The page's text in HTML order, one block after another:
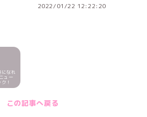
2022/01/22 12:22:20
なれ
ュー
！
この記事へ戻る